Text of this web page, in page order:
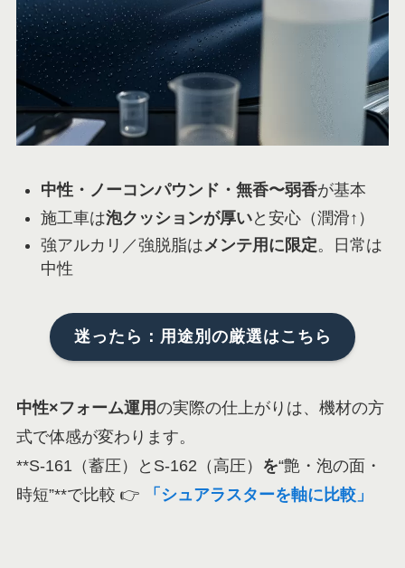
中性・ノーコンパウンド・無香〜弱香が基本
施工車は泡クッションが厚いと安心（潤滑↑）
強アルカリ／強脱脂はメンテ用に限定。日常は
中性
迷ったら：用途別の厳選はこちら
中性×フォーム運用の実際の仕上がりは、機材の方
式で体感が変わります。
**S-161（蓄圧）とS-162（高圧）
を“艶・泡の面・
時短”**で比較 👉
「シュアラスターを軸に比較」